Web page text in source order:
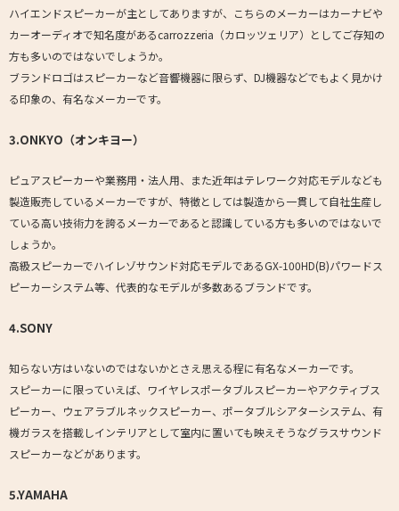
ハイエンドスピーカーが主としてありますが、こちらのメーカーはカーナビや
カーオーディオで知名度があるcarrozzeria（カロッツェリア）としてご存知の
方も多いのではないでしょうか。
ブランドロゴはスピーカーなど音響機器に限らず、DJ機器などでもよく見かけ
る印象の、有名なメーカーです。
3.ONKYO（オンキヨー）
ピュアスピーカーや業務用・法人用、また近年はテレワーク対応モデルなども
製造販売しているメーカーですが、特徴としては製造から一貫して自社生産し
ている高い技術力を誇るメーカーであると認識している方も多いのではないで
しょうか。
高級スピーカーでハイレゾサウンド対応モデルであるGX-100HD(B)パワードス
ピーカーシステム等、代表的なモデルが多数あるブランドです。
4.SONY
知らない方はいないのではないかとさえ思える程に有名なメーカーです。
スピーカーに限っていえば、ワイヤレスポータブルスピーカーやアクティブス
ピーカー、ウェアラブルネックスピーカー、ポータブルシアターシステム、有
機ガラスを搭載しインテリアとして室内に置いても映えそうなグラスサウンド
スピーカーなどがあります。
5.YAMAHA